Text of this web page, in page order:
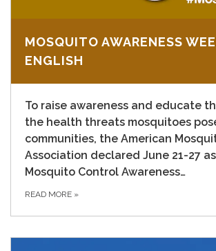
MOSQUITO AWARENESS
ENGLISH
To raise awareness and educate
the health threats mosquitoes
communities, the American
Association declared June 21-27
Mosquito Control Awareness…
READ MORE »